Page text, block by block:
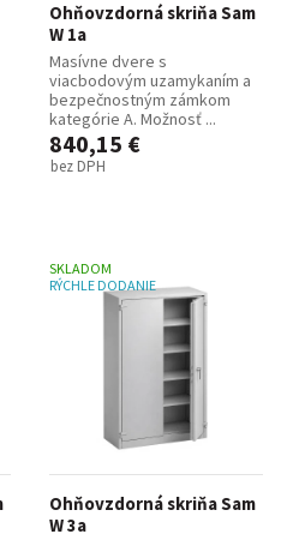
Ohňovzdorná skriňa Sam
W 1a
Masívne dvere s
viacbodovým uzamykaním a
bezpečnostným zámkom
kategórie A. Možnosť ...
840,15 €
bez DPH
SKLADOM
RÝCHLE DODANIE
Ohňovzdorná skriňa Sam
W 3a